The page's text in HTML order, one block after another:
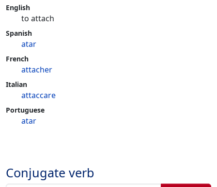
English
to attach
Spanish
atar
French
attacher
Italian
attaccare
Portuguese
atar
Conjugate verb